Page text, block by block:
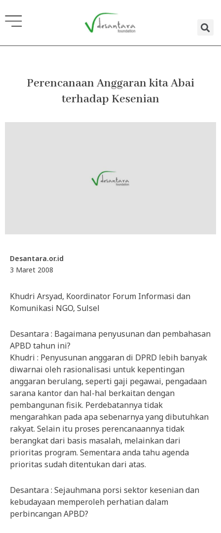
ke
konten
Perencanaan Anggaran kita Abai
terhadap Kesenian
Desantara.or.id
3 Maret 2008
Khudri Arsyad, Koordinator Forum Informasi dan
Komunikasi NGO, Sulsel
Desantara : Bagaimana penyusunan dan pembahasan
APBD tahun ini?
Khudri : Penyusunan anggaran di DPRD lebih banyak
diwarnai oleh rasionalisasi untuk kepentingan
anggaran berulang, seperti gaji pegawai, pengadaan
sarana kantor dan hal-hal berkaitan dengan
pembangunan fisik. Perdebatannya tidak
mengarahkan pada apa sebenarnya yang dibutuhkan
rakyat. Selain itu proses perencanaannya tidak
berangkat dari basis masalah, melainkan dari
prioritas program. Sementara anda tahu agenda
prioritas sudah ditentukan dari atas.
Desantara : Sejauhmana porsi sektor kesenian dan
kebudayaan memperoleh perhatian dalam
perbincangan APBD?